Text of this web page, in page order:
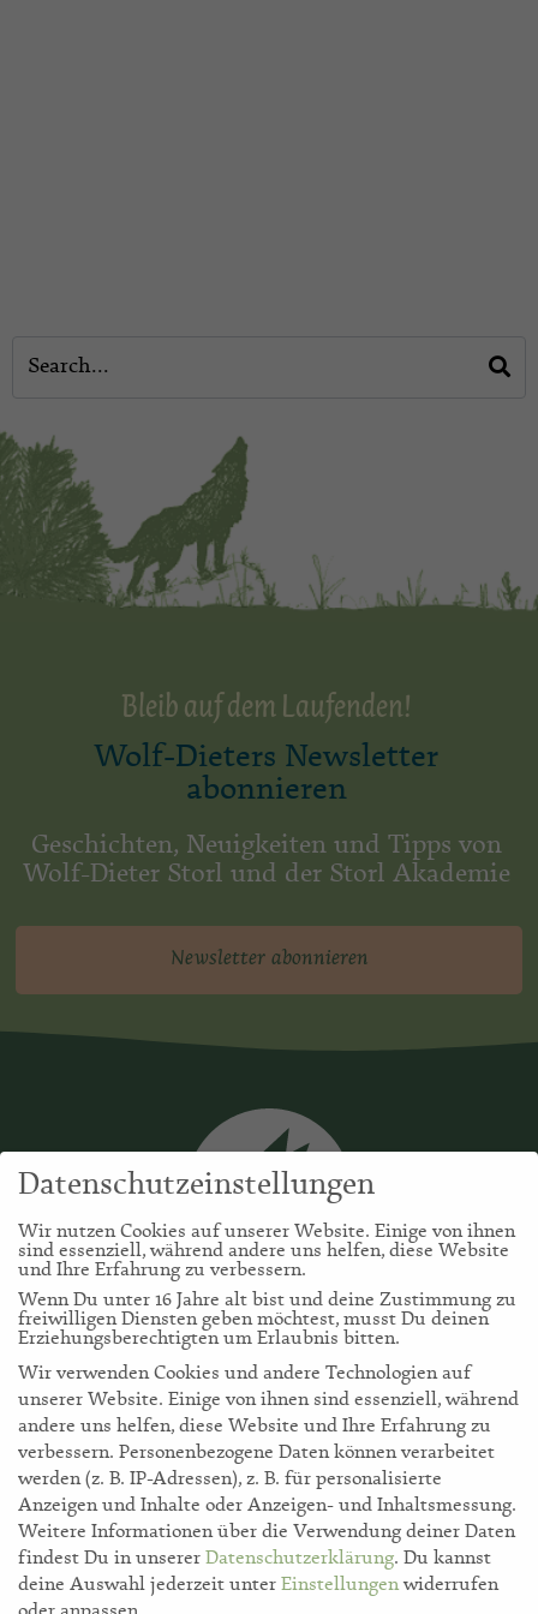
Bleib auf dem Laufenden!
Wolf-Dieters Newsletter
abonnieren
Geschichten, Neuigkeiten und Tipps von
Wolf-Dieter Storl und der Storl Akademie
Newsletter abonnieren
storl.de
Akademie
Datenschutzeinstellungen
Wir nutzen Cookies auf unserer Website. Einige von ihnen
sind essenziell, während andere uns helfen, diese Website
und Ihre Erfahrung zu verbessern.
Wenn Du unter 16 Jahre alt bist und deine Zustimmung zu
freiwilligen Diensten geben möchtest, musst Du deinen
Erziehungsberechtigten um Erlaubnis bitten.
Wir verwenden Cookies und andere Technologien auf
unserer Website. Einige von ihnen sind essenziell, während
andere uns helfen, diese Website und Ihre Erfahrung zu
verbessern. Personenbezogene Daten können verarbeitet
werden (z. B. IP-Adressen), z. B. für personalisierte
Anzeigen und Inhalte oder Anzeigen- und Inhaltsmessung.
Weitere Informationen über die Verwendung deiner Daten
findest Du in unserer Datenschutzerklärung. Du kannst
deine Auswahl jederzeit unter Einstellungenwiderrufen